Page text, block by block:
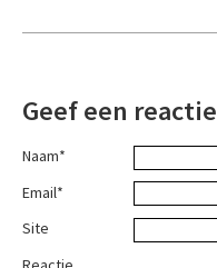
Geef een reactie
Naam*
Email*
Site